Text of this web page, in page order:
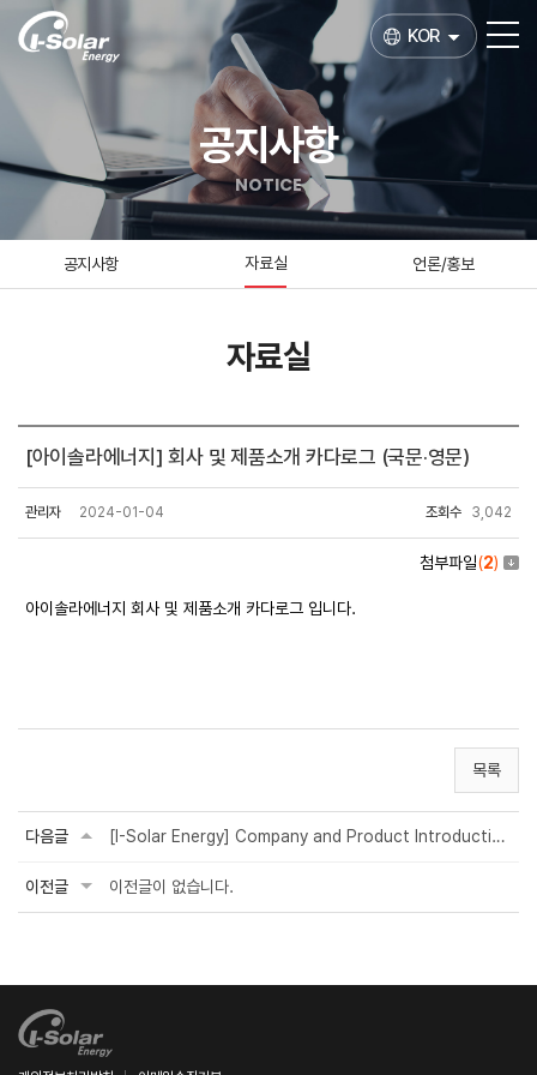
KOR
공지사항
NOTICE
공지사항 자료실 언론/홍보
자료실
[아이솔라에너지] 회사 및 제품소개 카다로그 (국문·영문)
관리자 2024-01-04 조회수 3,042
첨부파일(2)
아이솔라에너지 회사 및 제품소개 카다로그 입니다.
목록
다음글 [I-Solar Energy] Company and Product Introduction Catalog (KOR·ENG)
이전글 이전글이 없습니다.